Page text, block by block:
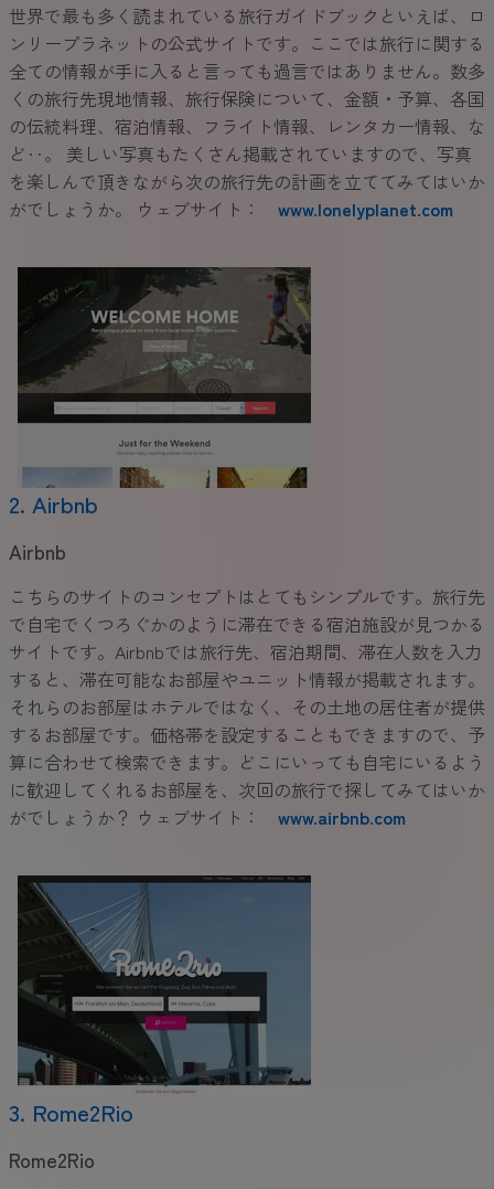
世界で最も多く読まれている旅行ガイドブックといえば、ロ
ンリープラネットの公式サイトです。ここでは旅行に関する
全ての情報が手に入ると言っても過言ではありません。数多
くの旅行先現地情報、旅行保険について、金額・予算、各国
の伝統料理、宿泊情報、フライト情報、レンタカー情報、な
ど‥。 美しい写真もたくさん掲載されていますので、写真
を楽しんで頂きながら次の旅行先の計画を立ててみてはいか
がでしょうか。 ウェブサイト： www.lonelyplanet.com
2. Airbnb
Airbnb
こちらのサイトのコンセプトはとてもシンプルです。旅行先
で自宅でくつろぐかのように滞在できる宿泊施設が見つかる
サイトです。Airbnbでは旅行先、宿泊期間、滞在人数を入力
すると、滞在可能なお部屋やユニット情報が掲載されます。
それらのお部屋はホテルではなく、その土地の居住者が提供
するお部屋です。価格帯を設定することもできますので、予
算に合わせて検索できます。どこにいっても自宅にいるよう
に歓迎してくれるお部屋を、次回の旅行で探してみてはいか
がでしょうか？ ウェブサイト： www.airbnb.com
3. Rome2Rio
Rome2Rio